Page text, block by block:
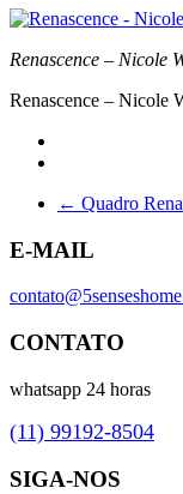
Renascence – Nicole
Renascence – Nicole
← Quadro
E-MAIL
CONTATO
whatsapp 24 horas
(11) 99192-8504
SIGA-NOS